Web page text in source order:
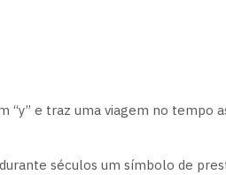
“y” e traz uma viagem no tempo
séculos um símbolo de